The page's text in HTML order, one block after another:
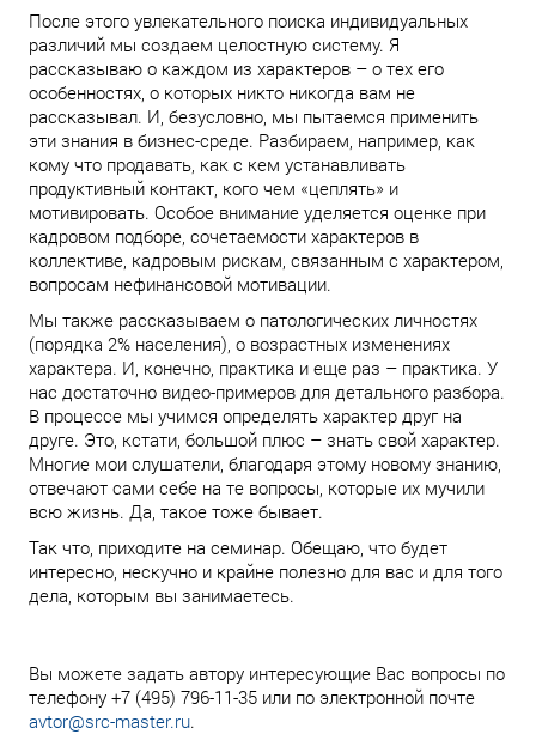
После этого увлекательного поиска индивидуальных
различий мы создаем целостную систему. Я
рассказываю о каждом из характеров – о тех его
особенностях, о которых никто никогда вам не
рассказывал. И, безусловно, мы пытаемся применить
эти знания в бизнес-среде. Разбираем, например, как
кому что продавать, как с кем устанавливать
продуктивный контакт, кого чем «цеплять» и
мотивировать. Особое внимание уделяется оценке при
кадровом подборе, сочетаемости характеров в
коллективе, кадровым рискам, связанным с характером,
вопросам нефинансовой мотивации.
Мы также рассказываем о патологических личностях
(порядка 2% населения), о возрастных изменениях
характера. И, конечно, практика и еще раз – практика. У
нас достаточно видео-примеров для детального разбора.
В процессе мы учимся определять характер друг на
друге. Это, кстати, большой плюс – знать свой характер.
Многие мои слушатели, благодаря этому новому знанию,
отвечают сами себе на те вопросы, которые их мучили
всю жизнь. Да, такое тоже бывает.
Так что, приходите на семинар. Обещаю, что будет
интересно, нескучно и крайне полезно для вас и для того
дела, которым вы занимаетесь.
Вы можете задать автору интересующие Вас вопросы по
телефону +7 (495) 796-11-35 или по электронной почте
avtor@src-master.ru.